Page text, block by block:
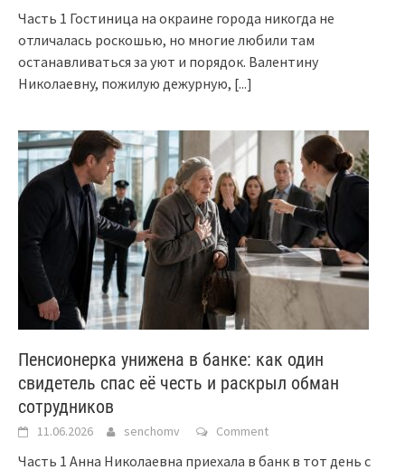
Часть 1 Гостиница на окраине города никогда не
отличалась роскошью, но многие любили там
останавливаться за уют и порядок. Валентину
Николаевну, пожилую дежурную, [...]
Пенсионерка унижена в банке: как один
свидетель спас её честь и раскрыл обман
сотрудников
11.06.2026 senchomv Comment
Часть 1 Анна Николаевна приехала в банк в тот день с